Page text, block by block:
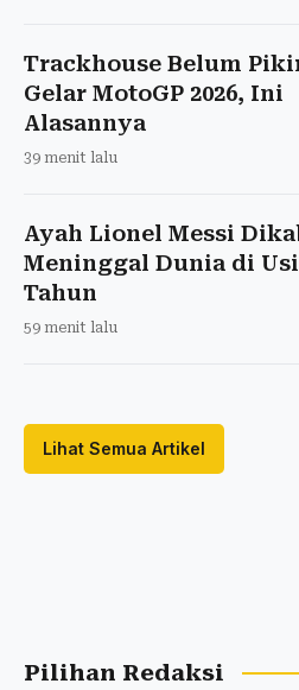
Trackhouse Belum
Gelar MotoGP 2026, Ini
Alasannya
39 menit lalu
Ayah Lionel Messi
Meninggal Dunia di
Tahun
59 menit lalu
Lihat Semua Artikel
Pilihan Redaksi